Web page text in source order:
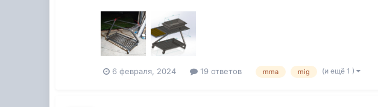
6 февраля, 2024 19 ответов mma mig (и ещё 1 )